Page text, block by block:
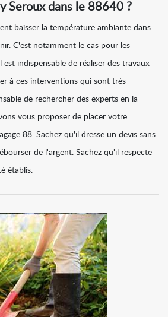
Seroux dans le 88640 ?
baisser la température ambiante dans
C'est notamment le cas pour les
est indispensable de réaliser des travaux
à ces interventions qui sont très
de rechercher des experts en la
vous proposer de placer votre
88. Sachez qu'il dresse un devis sans
de l'argent. Sachez qu'il respecte
établis.